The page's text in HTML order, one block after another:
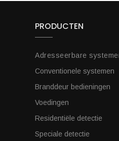
PRODUCTEN
Adresseerbare
Conventionele systemen
Branddeur bedieningen
Voedingen
Residentiële detectie
Speciale detectie